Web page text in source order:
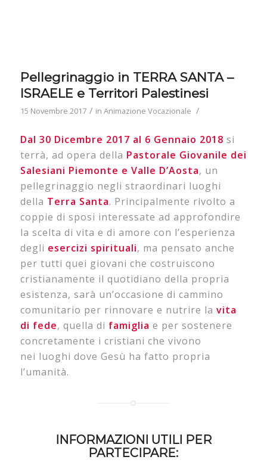
Pellegrinaggio in TERRA SANTA –
ISRAELE e Territori Palestinesi
15 Novembre 2017 / in Animazione Vocazionale /
Dal 30 Dicembre 2017 al 6 Gennaio 2018 si
terrà, ad opera della Pastorale Giovanile dei
Salesiani Piemonte e Valle D’Aosta, un
pellegrinaggio negli straordinari luoghi
della Terra Santa. Principalmente rivolto a
coppie di sposi interessate ad approfondire
la scelta di vita e di amore con l’esperienza
degli esercizi spirituali, ma pensato anche
per tutti quei giovani che costruiscono
cristianamente il quotidiano della propria
esistenza, sarà un’occasione di cammino
comunitario per rinnovare e nutrire la vita
di fede, quella di famiglia e per sostenere
concretamente i cristiani che vivono
nei luoghi dove Gesù ha fatto propria
l’umanità.
INFORMAZIONI UTILI PER
PARTECIPARE: